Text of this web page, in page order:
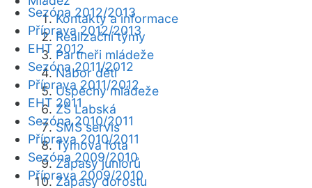
Kontakty a informace
Realizační týmy
Partneři mládeže
Nábor dětí
Úspěchy mládeže
ZŠ Labská
SMS servis
Týmová fota
Zápasy juniorů
Zápasy dorostu
Sezóna 2012/2013
Příprava 2012/2013
EHT 2012
Sezóna 2011/2012
Příprava 2011/2012
EHT 2011
Sezóna 2010/2011
Příprava 2010/2011
Sezóna 2009/2010
Příprava 2009/2010